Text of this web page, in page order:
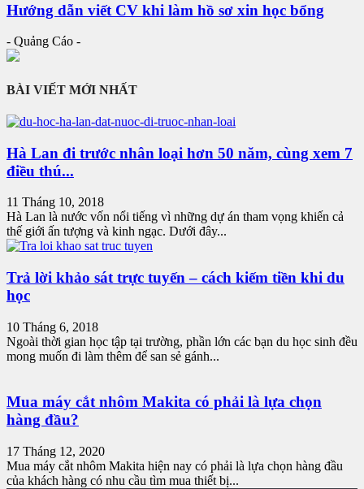
Hướng dẫn viết CV khi làm hồ sơ xin học bổng
- Quảng Cáo -
BÀI VIẾT MỚI NHẤT
Hà Lan đi trước nhân loại hơn 50 năm, cùng xem 7
điều thú...
11 Tháng 10, 2018
Hà Lan là nước vốn nổi tiếng vì những dự án tham vọng khiến cả
thế giới ấn tượng và kinh ngạc. Dưới đây...
Trả lời khảo sát trực tuyến – cách kiếm tiền khi du
học
10 Tháng 6, 2018
Ngoài thời gian học tập tại trường, phần lớn các bạn du học sinh đều
mong muốn đi làm thêm để san sẻ gánh...
Mua máy cắt nhôm Makita có phải là lựa chọn
hàng đầu?
17 Tháng 12, 2020
Mua máy cắt nhôm Makita hiện nay có phải là lựa chọn hàng đầu
của khách hàng có nhu cầu tìm mua thiết bị...